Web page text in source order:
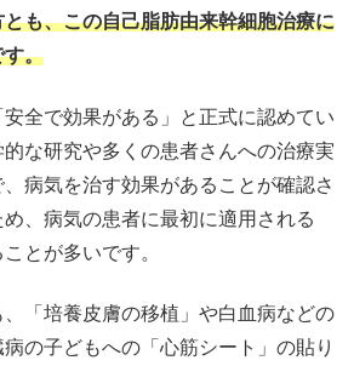
も、この自己脂肪由来幹細胞治療に
す。
全で効果がある」と正式に認めてい
な研究や多くの患者さんへの治療実
病気を治す効果があることが確認さ
、病気の患者に最初に適用される
とが多いです。
「培養皮膚の移植」や白血病などの
病の子どもへの「心筋シート」の貼り